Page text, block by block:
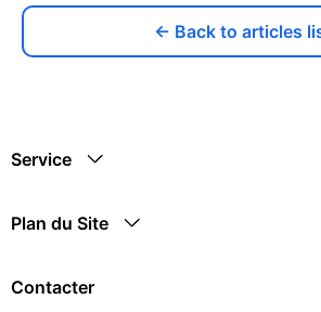
← Back to articles
Service
Plan du Site
Contacter